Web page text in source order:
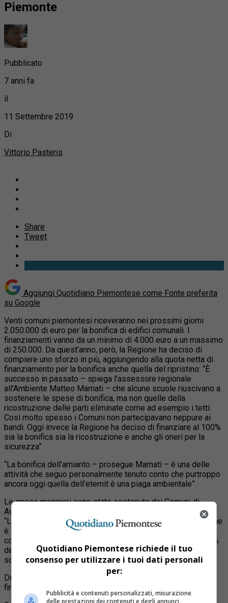
Piemonte
Pubblicato
7 anni fa
il
11 Settembre 2019
Di
Vittorio Pasteris
Share
Tweet
Aggiungi Quotidiano Piemontese come Fonte preferita
su Google
Venti comuni piemontesi riceveranno nei prossimi giorni
2.050.000 di euro per la bonifica di edifici comunali. I
finanziamenti vanno da un minimo di 4.000 euro a un massimo
di 250.000. Da quest’anno, però, la Regione ha deciso di
compiere uno sforzo in più, aggiungendo alla quota netta di
finanziamento per la bonifica anche quella del ripristino: “È
successo in passato – spiega l’assessore regionale
all’Ambiente Matteo Marnati – che alcune scuole riuscivano a
sostenere le spese di bonifica, ma non quelle della
ricostruzione delle parti eliminate come ad esempio i tetti.
Così molto spesso i Comuni non partecipavano neppure ai
bandi. Oggi invece la Regione ha deciso di finanziare al 100%
sia la bonifica sia la ricostruzione e anche gli oneri per la
sicurezza”.
“La bonifica dell’amianto – prosegue Marnati – è una delle
attività che seguo personalmente tenuto conto che purtroppo
ancora oggi quella dell’eternit è una piaga ambientale”.
Le spese maggiori sono state sostenute dai Comuni di
Avigliana, che ha messo in sicurezza l’impianto polivalente
“La Fabbrica” con 250.000 euro, e il Comune di Grugliasco che
è intervenuto sulla scuola secondaria “Carlo Levi”. “A oggi –
conclude l’assessore Marnati – la Regione ha coperto il 90%
del fabbisogno richiesto in ambito scolastico. Mancano 10
scuole per raggiungere il traguardo del 100%”.
Di seguito l’elenco dei Comuni che hanno ricevuto i
finanziamenti:
Quotidiano Piemontese richiede il tuo
consenso per utilizzare i tuoi dati personali
per:
Pubblicità e contenuti personalizzati, misurazione
delle prestazioni dei contenuti e degli annunci,